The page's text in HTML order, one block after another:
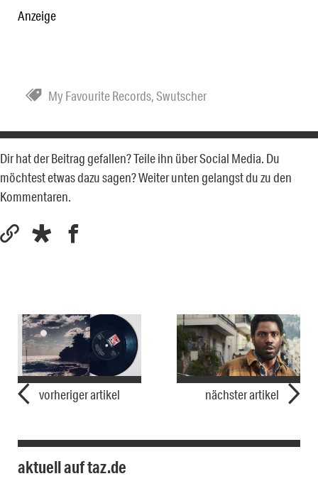
Anzeige
My Favourite Records,Swutscher
Dir hat der Beitrag gefallen? Teile ihn über Social Media. Du
möchtest etwas dazu sagen? Weiter unten gelangst du zu den
Kommentaren.
vorheriger artikel nächster artikel
aktuell auf taz.de